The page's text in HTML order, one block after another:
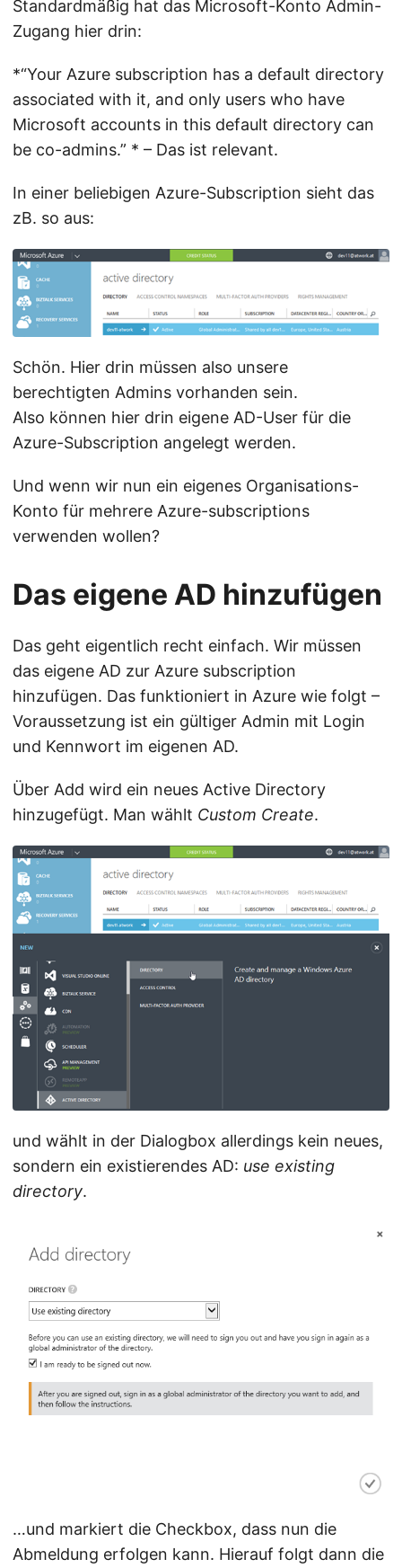
Standardmäßig hat das Microsoft-Konto Admin-
Zugang hier drin:
*“Your Azure subscription has a default directory
associated with it, and only users who have
Microsoft accounts in this default directory can
be co-admins.” * – Das ist relevant.
In einer beliebigen Azure-Subscription sieht das
zB. so aus:
Schön. Hier drin müssen also unsere
berechtigten Admins vorhanden sein.
Also können hier drin eigene AD-User für die
Azure-Subscription angelegt werden.
Und wenn wir nun ein eigenes Organisations-
Konto für mehrere Azure-subscriptions
verwenden wollen?
Das eigene AD hinzufügen
Das geht eigentlich recht einfach. Wir müssen
das eigene AD zur Azure subscription
hinzufügen. Das funktioniert in Azure wie folgt –
Voraussetzung ist ein gültiger Admin mit Login
und Kennwort im eigenen AD.
Über Add wird ein neues Active Directory
hinzugefügt. Man wählt Custom Create.
und wählt in der Dialogbox allerdings kein neues,
sondern ein existierendes AD: use existing
directory.
…und markiert die Checkbox, dass nun die
Abmeldung erfolgen kann. Hierauf folgt dann die